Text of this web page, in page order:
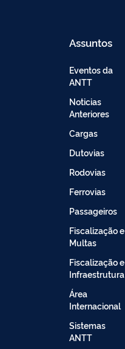
Assuntos
Eventos da
ANTT
Noticias
Anteriores
Cargas
Dutovias
Rodovias
Ferrovias
Passageiros
Fiscalização e
Multas
Fiscalização e
Infraestrutura
Área
Internacional
Sistemas
ANTT